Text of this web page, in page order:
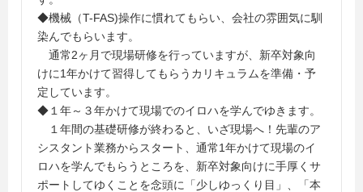
◆機械（T-FAS)操作に慣れてもらい、会社の雰囲気に馴
染んでもらいます。
通常2ヶ月で現場研修を行っていますが、新卒対象向
けに1年かけて習得してもらうカリキュラムを準備・予
定しています。
◆１年～３年かけて現場でのイロハを学んでゆきます。
１年間の基礎研修が終わると、いざ現場へ！先輩のア
シスタント業務からスタート、通常1年かけて現場のイ
ロハを学んでもらうところを、新卒対象向けに手厚くサ
ポートしてゆくことを念頭に「少しゆっくり目」、「本